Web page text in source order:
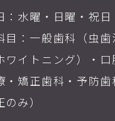
：水曜・日曜・祝日
目：一般歯科（虫
ワイトニング）・
・矯正歯科・予防
のみ）